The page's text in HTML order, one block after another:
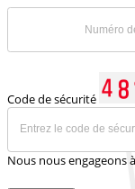
Code de sécurité
Nous nous engageons